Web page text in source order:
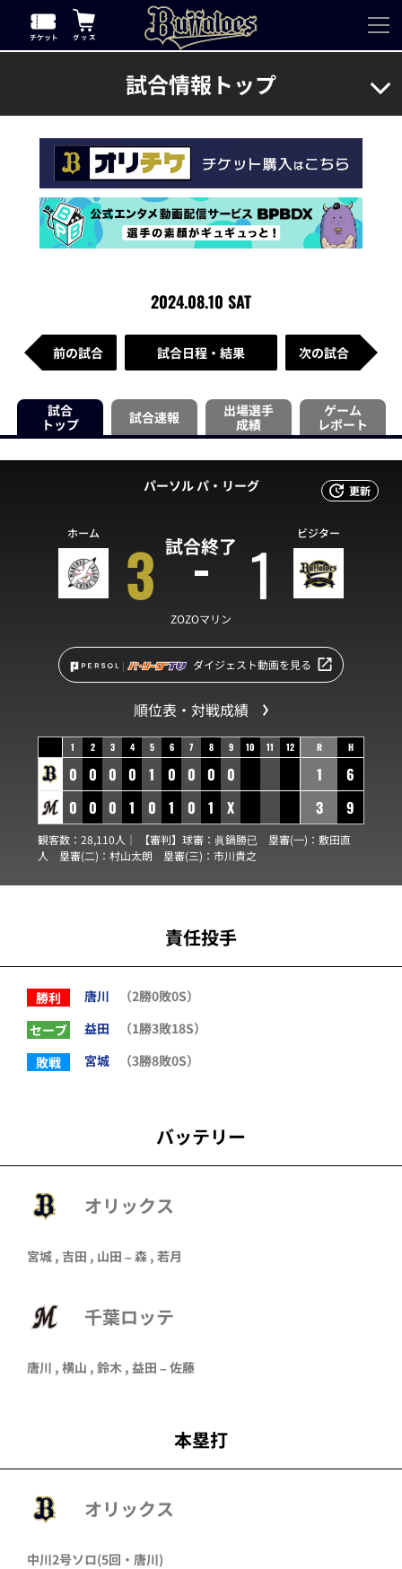
試合情報トップ
2024.08.10 SAT
前の試合 試合日程・結果 次の試合
試合
トップ
試合速報
出場選手
成績
ゲーム
レポート
更新
パーソル パ・リーグ
試合終了
ホーム 3 1 ビジター
ZOZOマリン
ダイジェスト動画を見る
順位表・対戦成績
1 2 3 4 5 6 7 8 9 10 11 12
0 0 0 0 1 0 0 0 0
0 0 0 1 0 1 0 1 X
R H
1
6
3
9
観客数：28,110人｜ 【審判】球審： 眞鍋勝已 塁審(一)： 敷田直
人
塁審(二)： 村山太朗 塁審(三)： 市川貴之
責任投手
勝利 唐川
（2勝0敗0S）
セーブ
益田
（1勝3敗18S）
敗戦
宮城 （3勝8敗0S）
バッテリー
オリックス
宮城 , 吉田 , 山田 –森 , 若月
千葉ロッテ
唐川 , 横山 , 鈴木 , 益田 –佐藤
本塁打
オリックス
中川2号ソロ(5回・ 唐川)